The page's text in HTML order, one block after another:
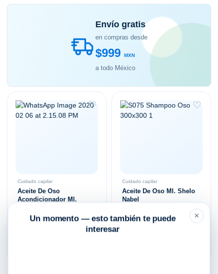
Envío gratis
en compras desde
$999 MXN
a todo México
♡
Cuidado capilar
Aceite De Oso
Acondicionador Ml.
215.00
♡
Cuidado capilar
Aceite De Oso Ml. Shelo
Nabel
$175.00
×
Un momento — esto también te puede
interesar